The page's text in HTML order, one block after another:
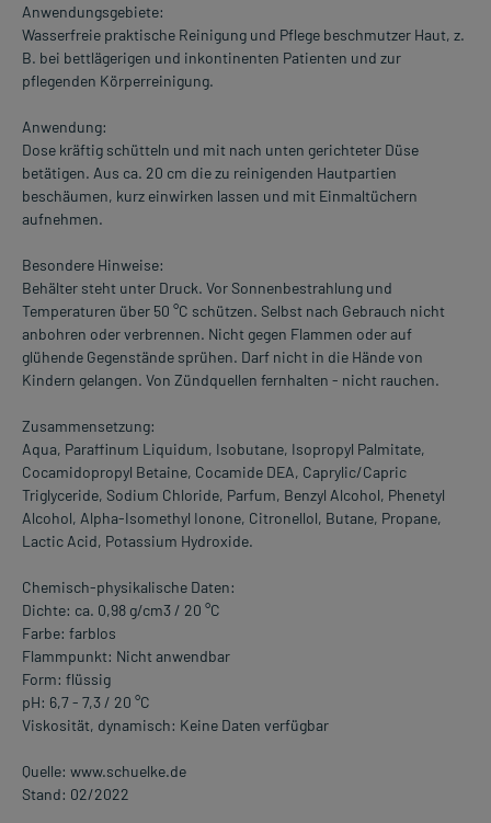
Anwendungsgebiete:
Wasserfreie praktische Reinigung und Pflege beschmutzer Haut, z.
B. bei bettlägerigen und inkontinenten Patienten und zur
pflegenden Körperreinigung.
Anwendung:
Dose kräftig schütteln und mit nach unten gerichteter Düse
betätigen. Aus ca. 20 cm die zu reinigenden Hautpartien
beschäumen, kurz einwirken lassen und mit Einmaltüchern
aufnehmen.
Besondere Hinweise:
Behälter steht unter Druck. Vor Sonnenbestrahlung und
Temperaturen über 50 °C schützen. Selbst nach Gebrauch nicht
anbohren oder verbrennen. Nicht gegen Flammen oder auf
glühende Gegenstände sprühen. Darf nicht in die Hände von
Kindern gelangen. Von Zündquellen fernhalten - nicht rauchen.
Zusammensetzung:
Aqua, Paraffinum Liquidum, Isobutane, Isopropyl Palmitate,
Cocamidopropyl Betaine, Cocamide DEA, Caprylic/Capric
Triglyceride, Sodium Chloride, Parfum, Benzyl Alcohol, Phenetyl
Alcohol, Alpha-Isomethyl Ionone, Citronellol, Butane, Propane,
Lactic Acid, Potassium Hydroxide.
Chemisch-physikalische Daten:
Dichte: ca. 0,98 g/cm3 / 20 °C
Farbe: farblos
Flammpunkt: Nicht anwendbar
Form: flüssig
pH: 6,7 - 7,3 / 20 °C
Viskosität, dynamisch: Keine Daten verfügbar
Quelle: www.schuelke.de
Stand: 02/2022